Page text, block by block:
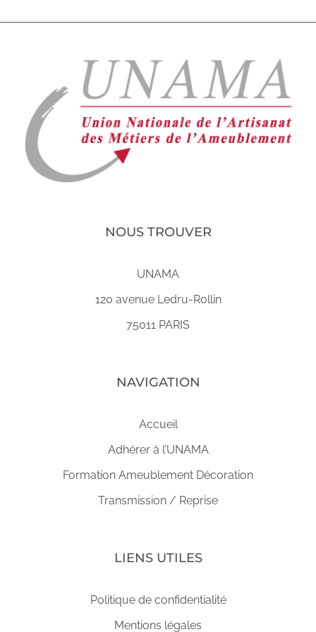
NOUS TROUVER
UNAMA
120 avenue Ledru-Rollin
75011 PARIS
NAVIGATION
Accueil
Adhérer à l’UNAMA
Formation Ameublement Décoration
Transmission / Reprise
LIENS UTILES
Politique de confidentialité
Mentions légales